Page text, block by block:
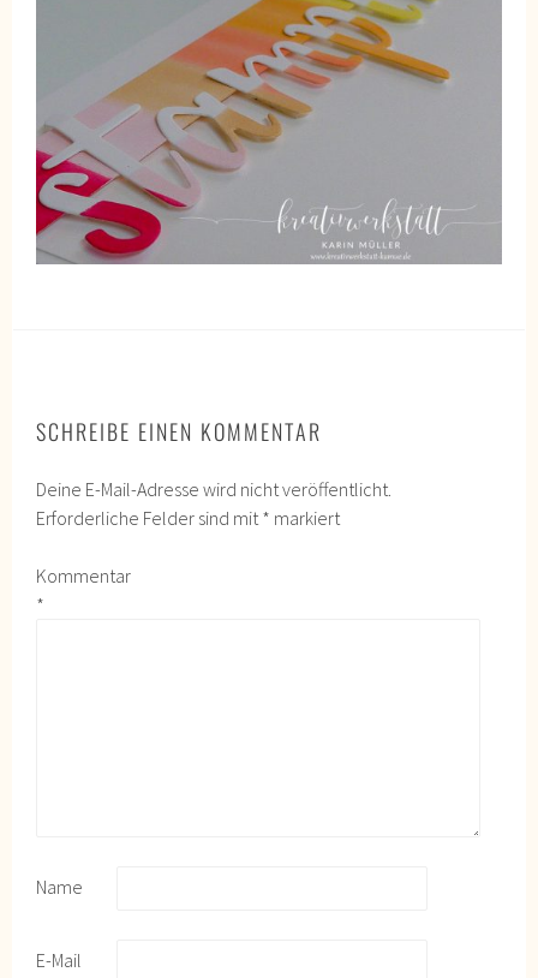
SCHREIBE EINEN KOMMENTAR
Deine E-Mail-Adresse wird nicht veröffentlicht.
Erforderliche Felder sind mit* markiert
Kommentar
*
Name
E-Mail